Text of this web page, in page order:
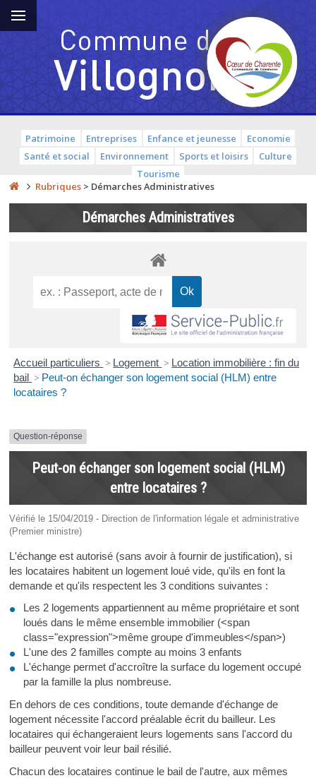
Patrimoine Entreprises Enfance et jeunesse
Economie
Santé et social
Environnement Sports et loisirs
Culture
Tourisme
Rubriques > Démarches Administratives
Démarches Administratives
Accueil particuliers > Logement > Location immobilière : fin du
bail > Peut-on échanger son logement social (HLM) entre
locataires ?
Question-réponse
Peut-on échanger son logement social (HLM)
entre locataires ?
Vérifié le 15/04/2019 - Direction de l'information légale et administrative
(Premier ministre)
L'échange est autorisé (sans avoir à fournir de justification), si
les locataires habitent un logement loué vide, qu'ils en font la
demande et qu'ils respectent les 3 conditions suivantes :
Les 2 logements appartiennent au même propriétaire et sont
loués dans le même ensemble immobilier (<span
class="expression">même groupe d'immeubles</span>)
L'une des 2 familles compte au moins 3 enfants
L'échange permet d'accroître la surface du logement occupé
par la famille la plus nombreuse.
En dehors de ces conditions, toute demande d'échange de
logement nécessite l'accord préalable écrit du bailleur. Les
locataires qui échangeraient leurs logements sans l'accord du
bailleur peuvent voir leur bail résilié.
Chacun des locataires continue le bail de l'autre, aux mêmes